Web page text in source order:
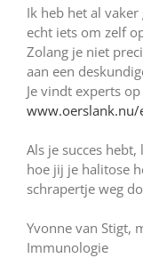
Ik heb het al
echt iets om zelf
Zolang je niet
aan een
Je vindt experts
www.oerslank.nu/
Als je succes
hoe jij je halitose
schrapertje weg
Yvonne van Stigt,
Immunologie